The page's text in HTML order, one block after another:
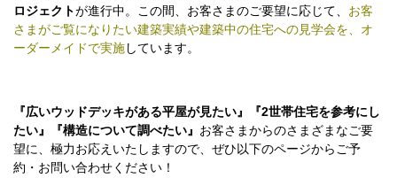
ロジェクトが進行中。この間、お客さまのご要望に応じて、 お客
さまがご覧になりたい建築実績や建築中の住宅への見学会を、オ
ーダーメイドで実施しています。
『広いウッドデッキがある平屋が見たい』『2世帯住宅を参考にし
たい』『構造について調べたい』 お客さまからのさまざまなご要
望に、極力お応えいたしますので、ぜひ以下のページからご予
約・お問い合わせください！